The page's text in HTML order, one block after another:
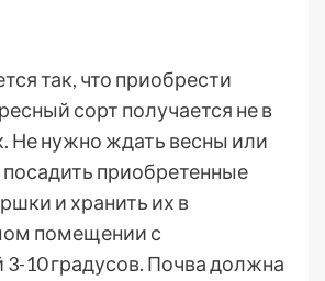
так, что приобрести
сорт получается не в
Не нужно ждать весны или
приобретенные
и хранить их в
помещении с
10 градусов. Почва должна